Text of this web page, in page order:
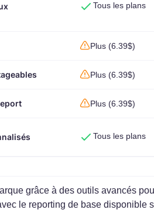
Tous les plans
Plus (6.39$)
Plus (6.39$)
Plus (6.39$)
Tous les plans
grâce à des outils avancés
le reporting de base disponible